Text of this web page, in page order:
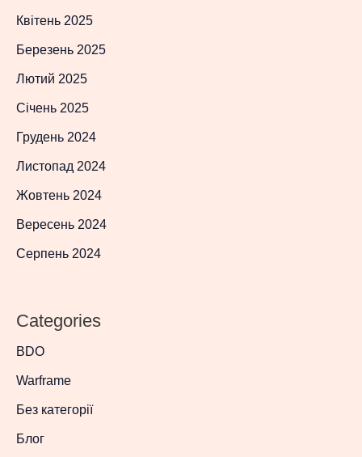
Квітень 2025
Березень 2025
Лютий 2025
Січень 2025
Грудень 2024
Листопад 2024
Жовтень 2024
Вересень 2024
Серпень 2024
Categories
BDO
Warframe
Без категорії
Блог